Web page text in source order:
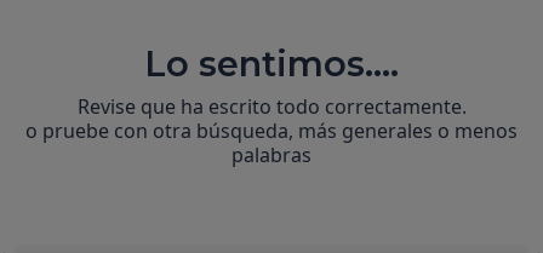
Lo sentimos....
Revise que ha escrito todo correctamente.
o pruebe con otra búsqueda, más generales o menos
palabras